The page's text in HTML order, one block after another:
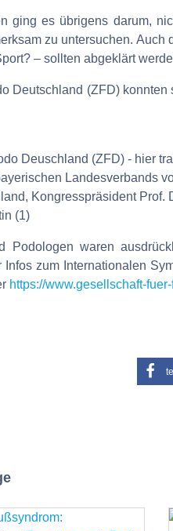
ging es übrigens darum,
zu untersuchen.
– sollten abgeklärt
Deutschland (ZFD)
Deuschland (ZFD) - hier
Landesverbands
Kongresspräsident Prof.
(1)
Podologen waren
Infos zum Internationalen
https://www.gesellschaft-